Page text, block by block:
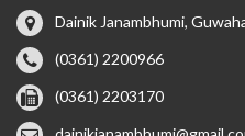
Dainik Janambhumi,
(0361) 2200966
(0361) 2203170